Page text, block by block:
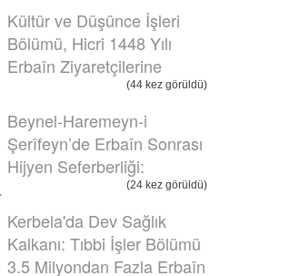
Kültür ve Düşünce İşleri
Bölümü, Hicri 1448 Yılı
Erbaîn Ziyaretçilerine
(44 kez görüldü)
Beynel-Haremeyn-i
Şerîfeyn’de Erbaîn Sonrası
Hijyen Seferberliği:
(24 kez görüldü)
Kerbela'da Dev Sağlık
Kalkanı: Tıbbi İşler Bölümü
3.5 Milyondan Fazla Erbaîn